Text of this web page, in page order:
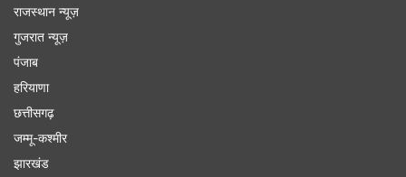
राजस्थान न्यूज़
गुजरात न्यूज़
पंजाब
हरियाणा
छत्तीसगढ़
जम्मू-कश्मीर
झारखंड